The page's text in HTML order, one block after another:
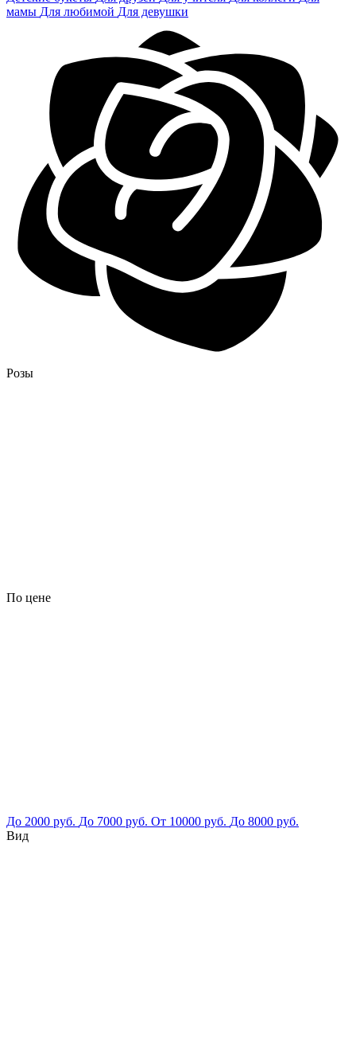
мамы Для любимой Для девушки
Розы
По цене
До 2000 руб. До 7000 руб. От 10000 руб. До 8000 руб.
Вид